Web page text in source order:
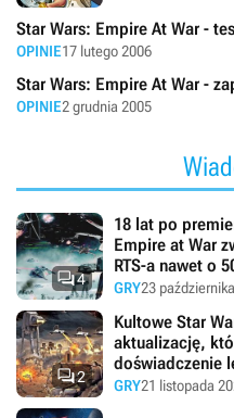
Star Wars: Empire At War -
OPINIE17 lutego 2006
Star Wars: Empire At War -
OPINIE2 grudnia 2005
4
18 lat po
Empire at War
RTS-a nawet o
GRY23
2
Kultowe Star
aktualizację,
doświadczenie
GRY21 listopada